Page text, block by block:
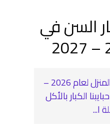
السن في
برنامج غذائي لكبار السن في المنزل لعام 2026 –
الكبار بالأكل
ا...